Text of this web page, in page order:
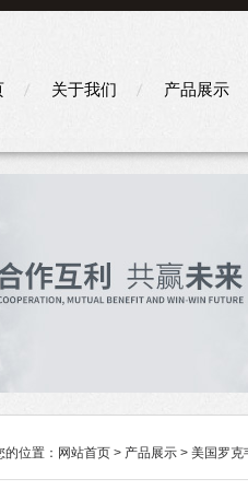
关于我们 产品展示
的位置： 网站首页 > 产品展示 > 美国罗克